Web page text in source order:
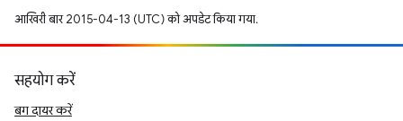
आखिरी बार 2015-04-13 (UTC) को अपडेट किया गया.
सहयोग करें
बग दायर करें